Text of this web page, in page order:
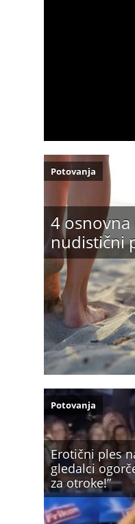
4
nudistični
Potovanja
Erotični ples
gledalci
za otroke!”
Potovanja